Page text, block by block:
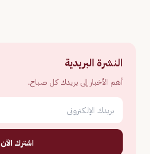
النشرة البريدية
أهم الأخبار إلى بريدك كل صباح.
اشترك الآن